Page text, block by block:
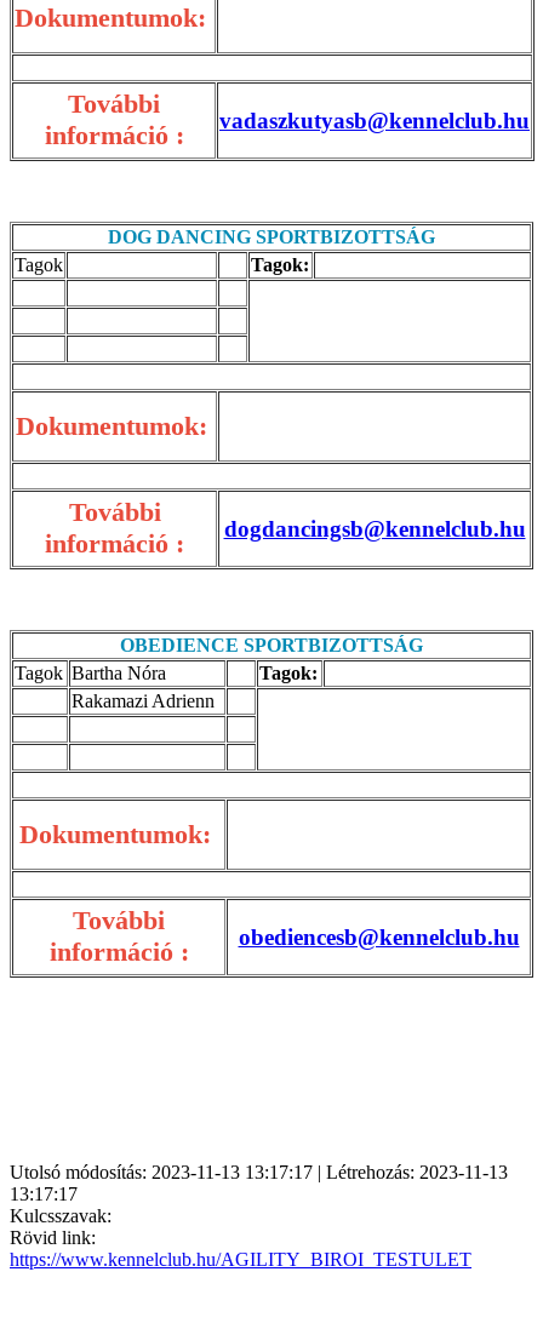
Dokumentumok:
További
információ :
vadaszkutyasb@kennelclub.hu
DOG DANCING SPORTBIZOTTSÁG
Tagok
Tagok:
Dokumentumok:
További
információ :
dogdancingsb@kennelclub.hu
OBEDIENCE SPORTBIZOTTSÁG
Tagok Bartha Nóra
Tagok:
Rakamazi Adrienn
Dokumentumok:
További
információ :
obediencesb@kennelclub.hu
Utolsó módosítás: 2023-11-13 13:17:17 | Létrehozás: 2023-11-13
13:17:17
Kulcsszavak:
Rövid link:
https://www.kennelclub.hu/AGILITY_BIROI_TESTULET